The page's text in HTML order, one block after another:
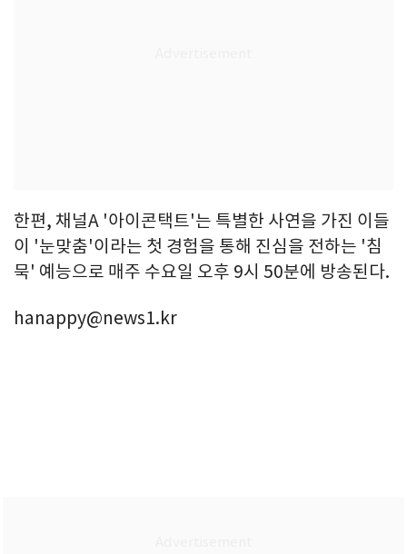
한편, 채널A '아이콘택트'는 특별한 사연을 가진 이들
이 '눈맞춤'이라는 첫 경험을 통해 진심을 전하는 '침
묵' 예능으로 매주 수요일 오후 9시 50분에 방송된다.
hanappy@news1.kr